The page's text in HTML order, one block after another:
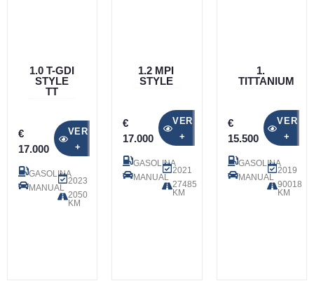
1.0 T-GDI
STYLE
TT
€
17.000
VER
+
GASOLINA
MANUAL
2023
2050
KM
1.2 MPI
STYLE
€
17.000
VER
+
GASOLINA
MANUAL
2021
27485
KM
1.
TITTANIUM
€
15.500
VER
+
GASOLINA
MANUAL
2019
90018
KM